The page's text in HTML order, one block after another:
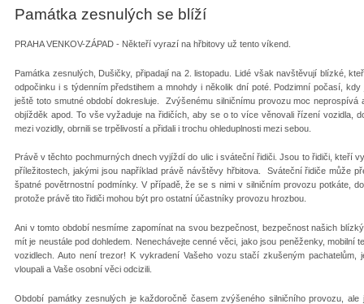
Památka zesnulých se blíží
PRAHA VENKOV-ZÁPAD - Někteří vyrazí na hřbitovy už tento víkend.
Památka zesnulých, Dušičky, připadají na 2. listopadu. Lidé však navštěvují blízké,
odpočinku i s týdenním předstihem a mnohdy i několik dní poté. Podzimní počasí,
ještě toto smutné období dokresluje. Zvýšenému silničnímu provozu moc
objížděk apod. To vše vyžaduje na řidičích, aby se o to více věnovali řízení vozidla,
mezi vozidly, obrnili se trpělivostí a přidali i trochu ohleduplnosti mezi sebou.
Právě v těchto pochmurných dnech vyjíždí do ulic i sváteční řidiči. Jsou to řidiči, kteří
příležitostech, jakými jsou například právě návštěvy hřbitova. Sváteční řidiče může
špatné povětrnostní podmínky. V případě, že se s nimi v silničním provozu potkáte,
protože právě tito řidiči mohou být pro ostatní účastníky provozu hrozbou.
Ani v tomto období nesmíme zapomínat na svou bezpečnost, bezpečnost našich
mít je neustále pod dohledem. Nenechávejte cenné věci, jako jsou peněženky,
vozidlech. Auto není trezor! K vykradení Vašeho vozu stačí zkušeným
vloupali a Vaše osobní věci odcizili.
Období památky zesnulých je každoročně časem zvýšeného silničního provozu,